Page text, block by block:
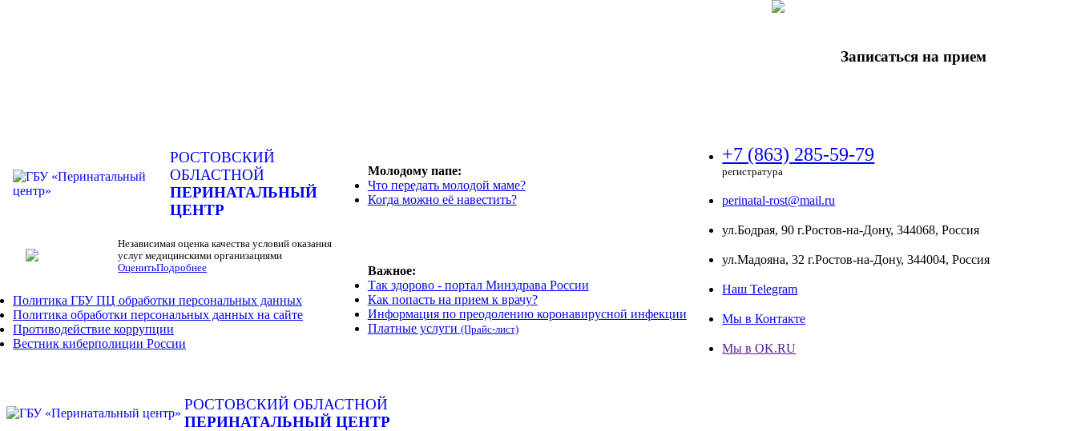
Записаться на прием
РОСТОВСКИЙ
ОБЛАСТНОЙ
ПЕРИНАТАЛЬНЫЙ
ЦЕНТР
Независимая оценка качества условий оказания
услуг медицинскими организациями
ОценитьПодробнее
Политика ГБУ ПЦ обработки персональных данных
Политика обработки персональных данных на сайте
Противодействие коррупции
Вестник киберполиции России
Молодому папе:
Что передать молодой маме?
Когда можно её навестить?
Важное:
Так здорово - портал Минздрава России
Как попасть на прием к врачу?
Информация по преодолению коронавирусной инфекции
Платные услуги (Прайс-лист)
+7 (863) 285-59-79
регистратура
perinatal-rost@mail.ru
ул.Бодрая, 90 г.Ростов-на-Дону, 344068, Россия
ул.Мадояна, 32 г.Ростов-на-Дону, 344004, Россия
Наш Telegram
Мы в Контакте
Мы в OK.RU
РОСТОВСКИЙ ОБЛАСТНОЙ
ПЕРИНАТАЛЬНЫЙ ЦЕНТР